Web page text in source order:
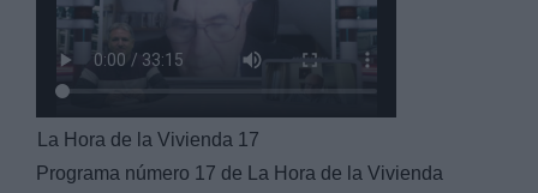
La Hora de la Vivienda 17
Programa número 17 de La Hora de la Vivienda